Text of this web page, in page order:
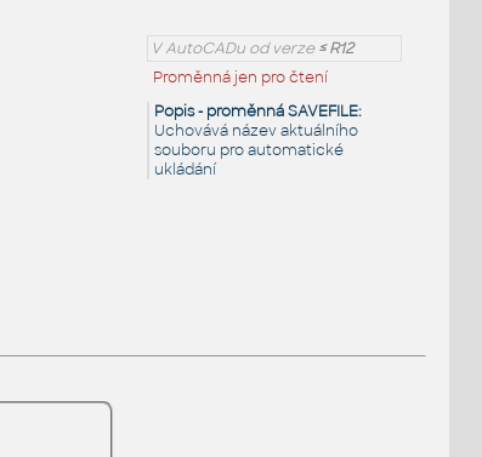
V AutoCADu od verze≤ R12
Proměnná jen pro čtení
Popis - proměnná SAVEFILE:
Uchovává název aktuálního
souboru pro automatické
ukládání